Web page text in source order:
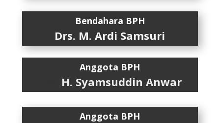
Bendahara BPH
Drs. M. Ardi Samsuri
Anggota BPH
H. Syamsuddin Anwar
Anggota BPH